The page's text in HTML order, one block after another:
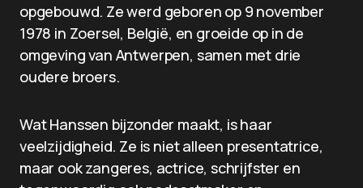
opgebouwd. Ze werd geboren op 9 november
1978 in Zoersel, België, en groeide op in de
omgeving van Antwerpen, samen met drie
oudere broers.
Wat Hanssen bijzonder maakt, is haar
veelzijdigheid. Ze is niet alleen presentatrice,
maar ook zangeres, actrice, schrijfster en